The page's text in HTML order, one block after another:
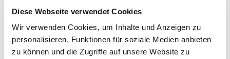
Diese Webseite verwendet Cookies
Wir verwenden Cookies, um Inhalte und Anzeigen zu
personalisieren, Funktionen für soziale Medien anbieten
zu können und die Zugriffe auf unsere Website zu
bis 10 m/s² Beschleunigung
± 0,08 mm Wiederholgenauigkeit